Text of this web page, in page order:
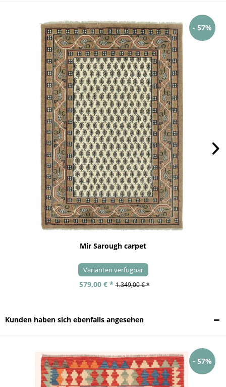
- 57%
Mir Sarough carpet
Varianten verfügbar
579,00 € * 1.349,00 € *
Kunden haben sich ebenfalls angesehen
- 57%